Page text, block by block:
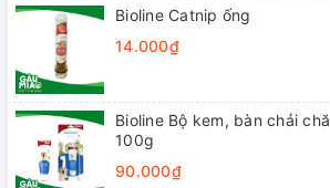
Bioline Catnip ống
14.000₫
Bioline Bộ kem, bàn chải
100g
90.000₫